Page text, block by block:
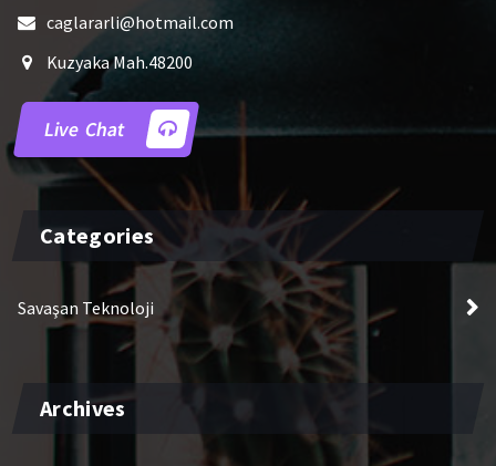
caglararli@hotmail.com
Kuzyaka Mah.48200
Live Chat
Categories
Savaşan Teknoloji
Archives